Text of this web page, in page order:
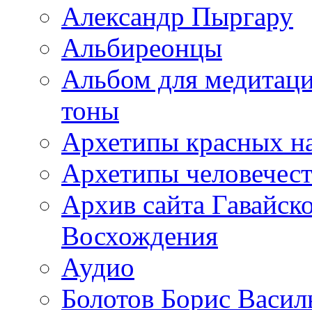
Александр Пыргару
Альбиреонцы
Альбом для
тоны
Архетипы красных
Архетипы
Архив сайта
Восхождения
Аудио
Болотов Борис